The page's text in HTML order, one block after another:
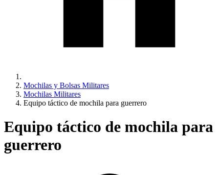
Mochilas y Bolsas Militares
Mochilas Militares
Equipo táctico de mochila para guerrero
Equipo táctico de mochila para
guerrero